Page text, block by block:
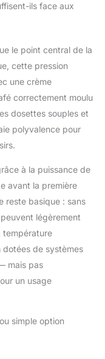
ils face aux
le point central de la
cette pression
une crème
correctement moulu
dosettes souples et
polyvalence pour
à la puissance de
avant la première
reste basique : sans
légèrement
température
dotées de systèmes
mais pas
un usage
simple option